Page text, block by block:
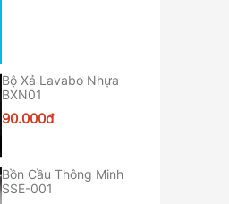
Bộ Xả Lavabo Nhựa
BXN01
90.000đ
Bồn Cầu Thông Minh
SSE-001